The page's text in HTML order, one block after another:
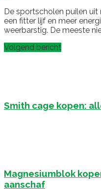
De sportscholen puilen
een fitter lijf en meer
weerbarstig. De meeste
Volgend bericht
Smith cage kopen:
Magnesiumblok
aanschaf